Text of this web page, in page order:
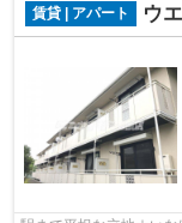
賃貸 | アパート ウ